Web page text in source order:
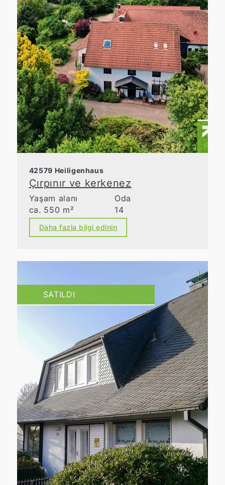
42579 Heiligenhaus
Çırpınır ve kerkenez
Yaşam alanı
ca. 550 m²
Oda
14
Daha fazla bilgi edinin
SATILDI